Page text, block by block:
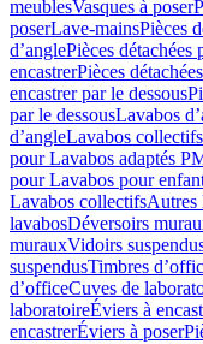
meublesVasques à poser
poserLave-mainsPièces
d’anglePièces détachées
encastrerPièces
encastrer par le dessous
par le dessousLavabos
d’angleLavabos collectifs
pour Lavabos adaptés
pour Lavabos pour
Lavabos collectifsAutres
lavabosDéversoirs
murauxVidoirs
suspendusTimbres
dʼofficeCuves de
laboratoireÉviers à
encastrerÉviers à poser